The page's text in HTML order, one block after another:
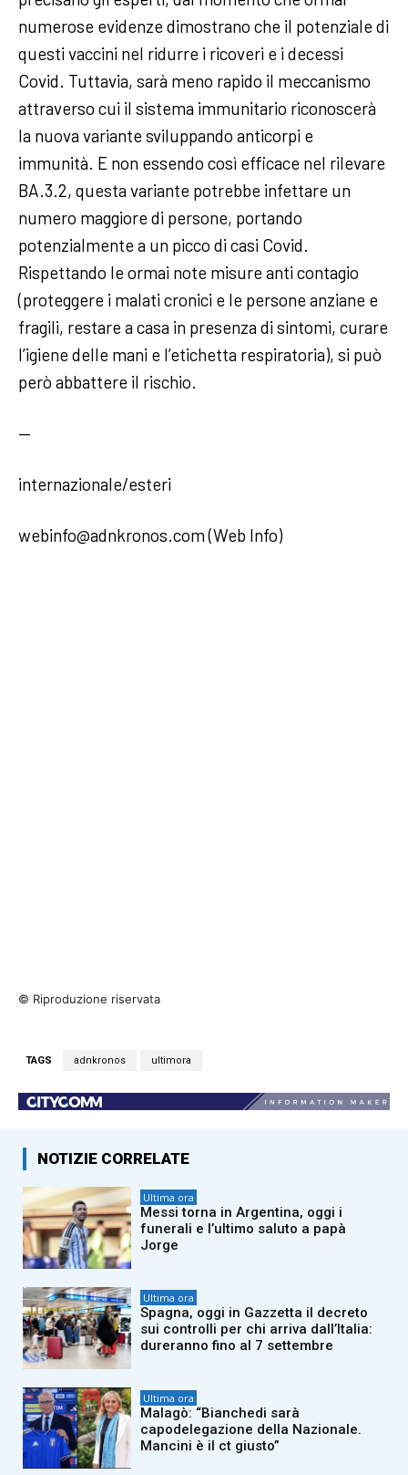
numerose evidenze dimostrano che il potenziale di
questi vaccini nel ridurre i ricoveri e i decessi
Covid. Tuttavia, sarà meno rapido il meccanismo
attraverso cui il sistema immunitario riconoscerà
la nuova variante sviluppando anticorpi e
immunità. E non essendo così efficace nel rilevare
BA.3.2, questa variante potrebbe infettare un
numero maggiore di persone, portando
potenzialmente a un picco di casi Covid.
Rispettando le ormai note misure anti contagio
(proteggere i malati cronici e le persone anziane e
fragili, restare a casa in presenza di sintomi, curare
l’igiene delle mani e l’etichetta respiratoria), si può
però abbattere il rischio.
—
internazionale/esteri
webinfo@adnkronos.com (Web Info)
© Riproduzione riservata
TAGS adnkronos ultimora
NOTIZIE CORRELATE
Ultima ora
Messi torna in Argentina, oggi i
funerali e l’ultimo saluto a papà
Jorge
Ultima ora
Spagna, oggi in Gazzetta il decreto
sui controlli per chi arriva dall’Italia:
dureranno fino al 7 settembre
Ultima ora
Malagò: “Bianchedi sarà
capodelegazione della Nazionale.
Mancini è il ct giusto”